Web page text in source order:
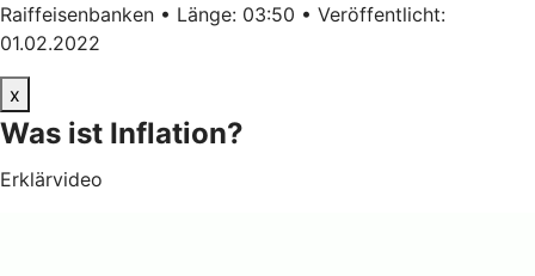
Raiffeisenbanken • Länge: 03:50 • Veröffentlicht:
01.02.2022
x
Was ist Inflation?
Erklärvideo